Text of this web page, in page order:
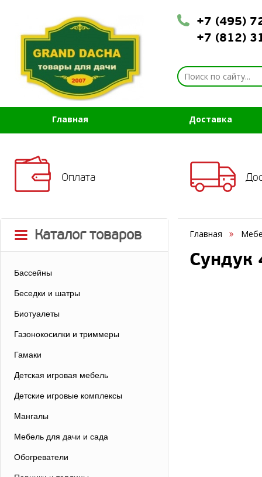
+7 (495)
+7 (812)
Главная Доставка
Оплата
Каталог товаров
Бассейны
Беседки и шатры
Биотуалеты
Газонокосилки и триммеры
Гамаки
Детская игровая мебель
Детские игровые комплексы
Мангалы
Мебель для дачи и сада
Обогреватели
Главная
Сундук